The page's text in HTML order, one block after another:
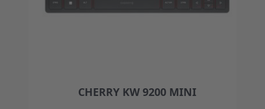
CHERRY KW 9200 MINI